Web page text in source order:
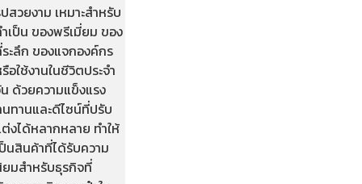
สวยงาม เหมาะสำหรับ
เป็น ของพรีเมี่ยม ของ
ะลึก ของแจกองค์กร
อใช้งานในชีวิตประจำ
ด้วยความแข็งแรง
ทานและดีไซน์ที่ปรับ
งได้หลากหลาย ทำให้
นสินค้าที่ได้รับความ
มสำหรับธุรกิจที่